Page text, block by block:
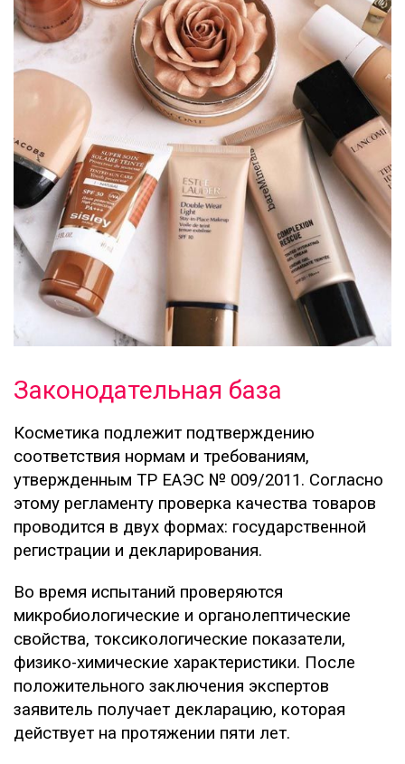
Законодательная база
Косметика подлежит подтверждению
соответствия нормам и требованиям,
утвержденным ТР ЕАЭС № 009/2011. Согласно
этому регламенту проверка качества товаров
проводится в двух формах: государственной
регистрации и декларирования.
Во время испытаний проверяются
микробиологические и органолептические
свойства, токсикологические показатели,
физико-химические характеристики. После
положительного заключения экспертов
заявитель получает декларацию, которая
действует на протяжении пяти лет.